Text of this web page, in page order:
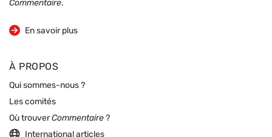
Commentaire.
En savoir plus
sur la revue
À PROPOS
Qui sommes-nous ?
Les comités
Où trouverCommentaire ?
International articles